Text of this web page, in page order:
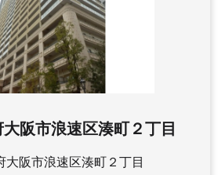
大阪市浪速区湊町２丁目
大阪市浪速区湊町２丁目